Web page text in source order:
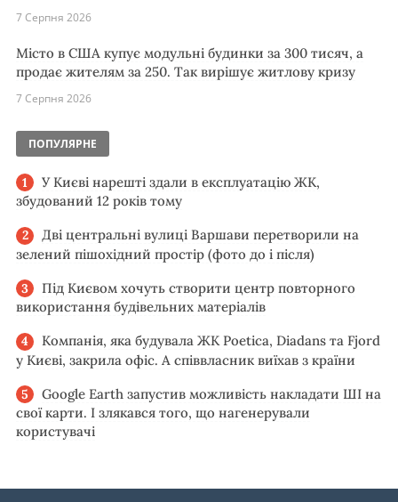
7 Серпня 2026
Місто в США купує модульні будинки за 300 тисяч, а
продає жителям за 250. Так вирішує житлову кризу
7 Серпня 2026
ПОПУЛЯРНЕ
У Києві нарешті здали в експлуатацію ЖК,
збудований 12 років тому
Дві центральні вулиці Варшави перетворили на
зелений пішохідний простір (фото до і після)
Під Києвом хочуть створити центр повторного
використання будівельних матеріалів
Компанія, яка будувала ЖК Poetica, Diadans та Fjord
у Києві, закрила офіс. А співвласник виїхав з країни
Google Earth запустив можливість накладати ШІ на
свої карти. І злякався того, що нагенерували
користувачі